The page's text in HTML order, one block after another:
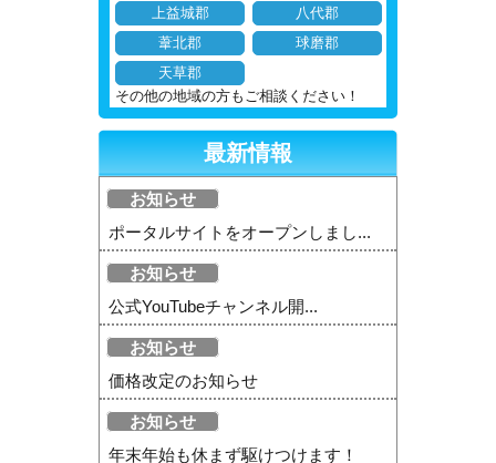
上益城郡
八代郡
葦北郡
球磨郡
天草郡
その他の地域の方もご相談ください！
最新情報
お知らせ
ポータルサイトをオープンしまし...
お知らせ
公式YouTubeチャンネル開...
お知らせ
価格改定のお知らせ
お知らせ
年末年始も休まず駆けつけます！